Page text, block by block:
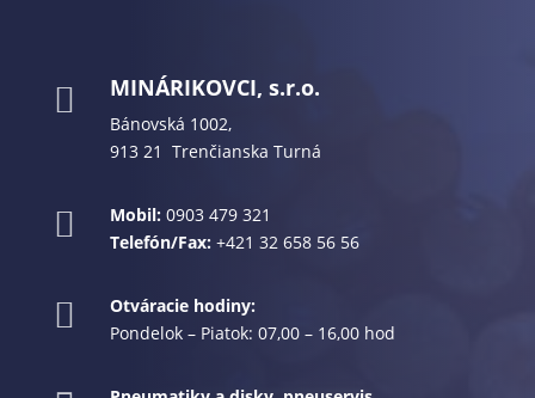
 MINÁRIKOVCI, s.r.o.
Bánovská 1002,
913 21 Trenčianska Turná
 Mobil:0903 479 321
Telefón/Fax:+421 32 658 56 56

Otváracie hodiny:
Pondelok – Piatok: 07,00 – 16,00 hod